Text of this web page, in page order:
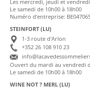
Les mercredi, jeudi et
Le samedi de 10h00 à 18h00
Numéro d'entreprise:
STEINFORT (LU)
1-3 route d'Arlon
+352 26 108 910 23
Ouvert du mardi au vendredi
Le samedi de 10h00 à 18h00
WINE NOT ? MERL (LU)